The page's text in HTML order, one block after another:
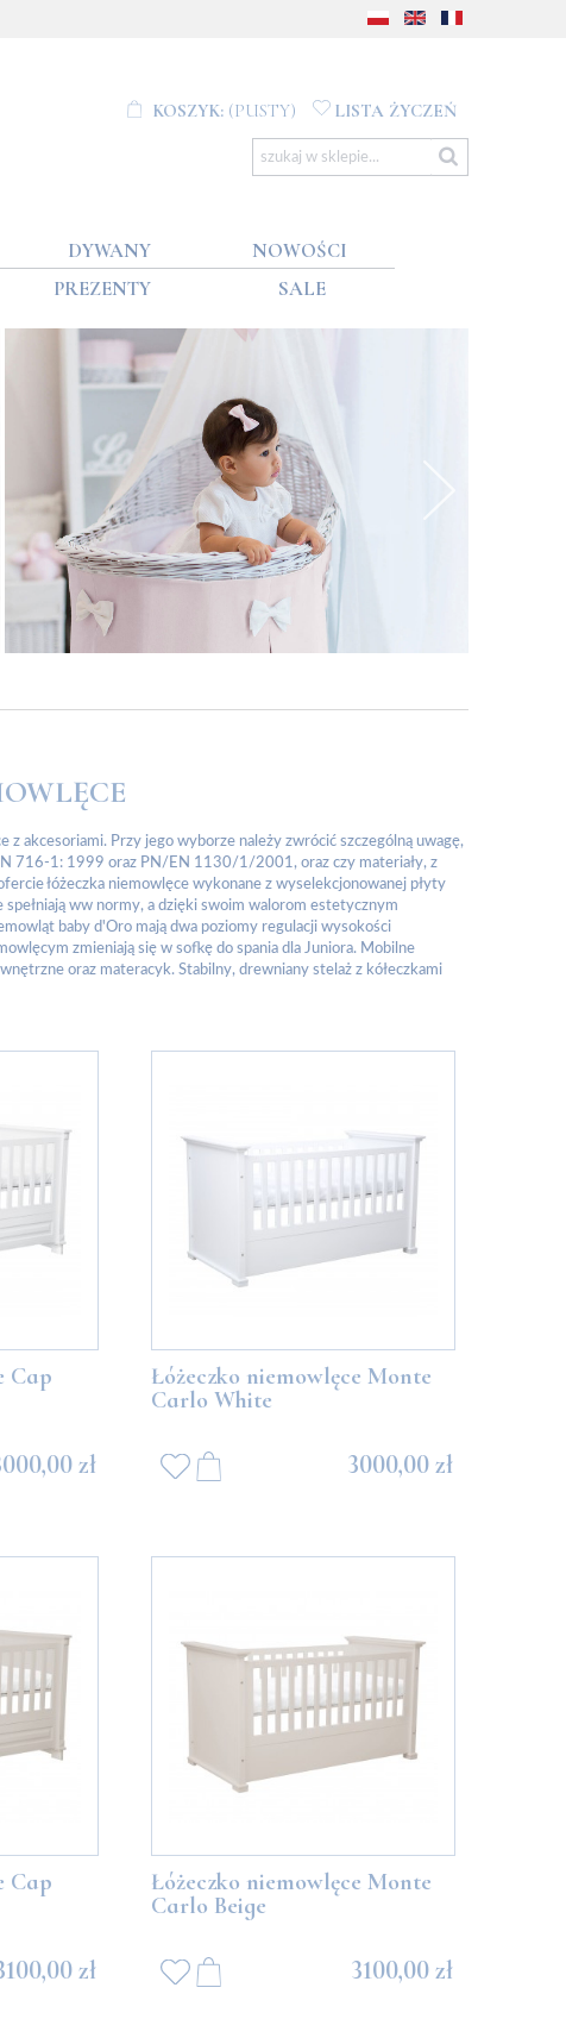
KOSZYK: (PUSTY) LISTA ŻYCZEŃ
DYWANY
NOWOŚCI
PREZENTY SALE
Miś Boo z beżowymi balonikami Miś Boo z
akcesoriami. Przy jego wyborze należy zwrócić szczególną uwagę,
716-1: 1999 oraz PN/EN 1130/1/2001, oraz czy materiały, z
łóżeczka niemowlęce wykonane z wyselekcjonowanej płyty
spełniają ww normy, a dzięki swoim walorom estetycznym
baby d'Oro mają dwa poziomy regulacji wysokości
zmieniają się w sofkę do spania dla Juniora. Mobilne
oraz materacyk. Stabilny, drewniany stelaż z kółeczkami
Cap
zł
Łóżeczko niemowlęce Monte
Carlo White
3000,00 zł
Cap
zł
Łóżeczko niemowlęce Monte
Carlo Beige
3100,00 zł